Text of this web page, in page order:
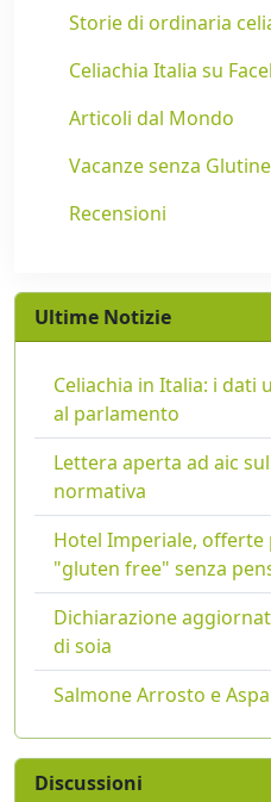
Storie di ordinaria
Celiachia Italia su
Articoli dal Mondo
Vacanze senza Glutine
Recensioni
Ultime Notizie
Celiachia in Italia: i dati
al parlamento
Lettera aperta ad aic
normativa
Hotel Imperiale, offerte
"gluten free" senza
Dichiarazione
di soia
Salmone Arrosto e
Discussioni